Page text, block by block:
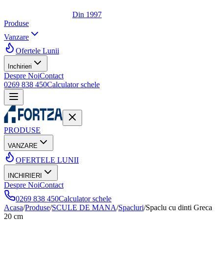
Din 1997
Produse
Vanzare
Ofertele Lunii
Inchirieri
Despre NoiContact
0269 838 450Calculator schele
PRODUSE
VANZARE
OFERTELE LUNII
INCHIRIERI
Despre NoiContact
0269 838 450Calculator schele
Acasa/Produse/SCULE DE MANA/Spacluri/Spaclu cu dinti Greca
20 cm